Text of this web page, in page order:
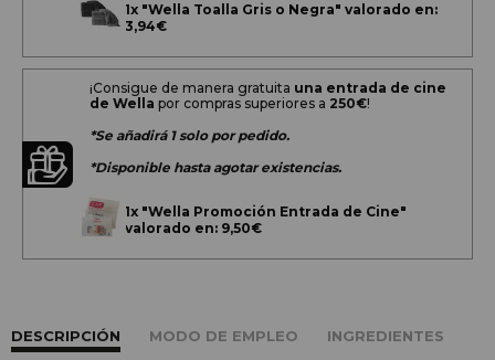
1x "Wella Toalla Gris o Negra" valorado en:
3,94€
¡Consigue de manera gratuita una entrada de cine
de Wella por compras superiores a 250€!
*Se añadirá 1 solo por pedido.
*Disponible hasta agotar existencias.
1x "Wella Promoción Entrada de Cine"
valorado en: 9,50€
DESCRIPCIÓN MODO DE EMPLEO INGREDIENTES